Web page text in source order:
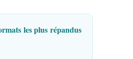
les plus répandus